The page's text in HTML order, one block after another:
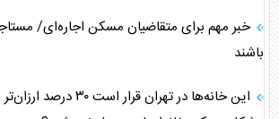
خبر مهم برای متقاضیان مسکن اجاره‌ای/
باشند
این خانه‌ها در تهران قرار